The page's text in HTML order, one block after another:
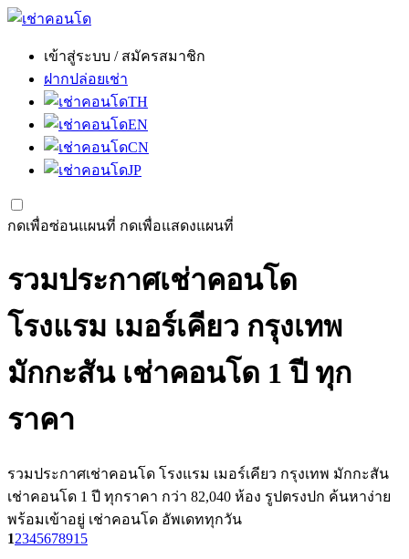
เข้าสู่ระบบ / สมัครสมาชิก
ฝากปล่อยเช่า
TH
EN
CN
JP
กดเพื่อซ่อนแผนที่ กดเพื่อแสดงแผนที่
รวมประกาศเช่าคอนโด
โรงแรม เมอร์เคียว กรุงเทพ
มักกะสัน เช่าคอนโด 1 ปี ทุก
ราคา
รวมประกาศเช่าคอนโด โรงแรม เมอร์เคียว กรุงเทพ มักกะสัน
เช่าคอนโด 1 ปี ทุกราคา กว่า 82,040 ห้อง รูปตรงปก ค้นหาง่าย
พร้อมเข้าอยู่ เช่าคอนโด อัพเดททุกวัน
12345678915